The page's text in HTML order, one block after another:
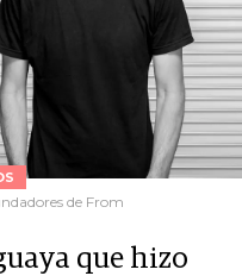
de From
que hizo